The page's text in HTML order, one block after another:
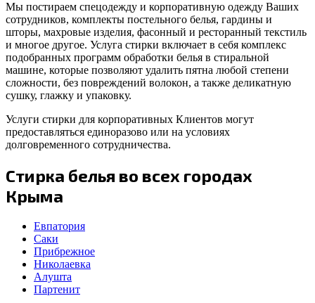
Мы постираем спецодежду и корпоративную одежду Ваших
сотрудников, комплекты постельного белья, гардины и
шторы, махровые изделия, фасонный и ресторанный текстиль
и многое другое. Услуга стирки включает в себя комплекс
подобранных программ обработки белья в стиральной
машине, которые позволяют удалить пятна любой степени
сложности, без повреждений волокон, а также деликатную
сушку, глажку и упаковку.
Услуги стирки для корпоративных Клиентов могут
предоставляться единоразово или на условиях
долговременного сотрудничества.
Стирка белья во всех городах
Крыма
Евпатория
Саки
Прибрежное
Николаевка
Алушта
Партенит